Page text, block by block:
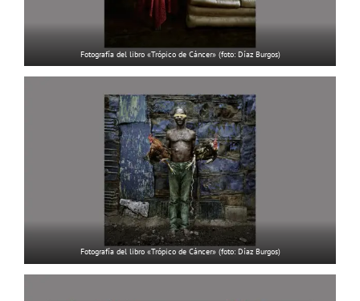
Fotografía del libro «Trópico de Cáncer» (foto: Díaz Burgos)
Fotografía del libro «Trópico de Cáncer» (foto: Díaz Burgos)